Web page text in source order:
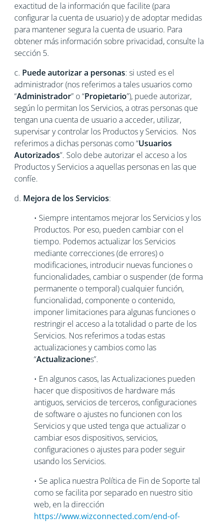
exactitud de la información que facilite (para
configurar la cuenta de usuario) y de adoptar medidas
para mantener segura la cuenta de usuario. Para
obtener más información sobre privacidad, consulte la
sección 5.
c. Puede autorizar a personas: si usted es el
administrador (nos referimos a tales usuarios como
“Administrador” o “Propietario”), puede autorizar,
según lo permitan los Servicios, a otras personas que
tengan una cuenta de usuario a acceder, utilizar,
supervisar y controlar los Productos y Servicios. Nos
referimos a dichas personas como “Usuarios
Autorizados”. Solo debe autorizar el acceso a los
Productos y Servicios a aquellas personas en las que
confíe.
d. Mejora de los Servicios:
• Siempre intentamos mejorar los Servicios y los
Productos. Por eso, pueden cambiar con el
tiempo. Podemos actualizar los Servicios
mediante correcciones (de errores) o
modificaciones, introducir nuevas funciones o
funcionalidades, cambiar o suspender (de forma
permanente o temporal) cualquier función,
funcionalidad, componente o contenido,
imponer limitaciones para algunas funciones o
restringir el acceso a la totalidad o parte de los
Servicios. Nos referimos a todas estas
actualizaciones y cambios como las
“Actualizaciones”.
• En algunos casos, las Actualizaciones pueden
hacer que dispositivos de hardware más
antiguos, servicios de terceros, configuraciones
de software o ajustes no funcionen con los
Servicios y que usted tenga que actualizar o
cambiar esos dispositivos, servicios,
configuraciones o ajustes para poder seguir
usando los Servicios.
• Se aplica nuestra Política de Fin de Soporte tal
como se facilita por separado en nuestro sitio
web, en la dirección
https://www.wizconnected.com/end-of-